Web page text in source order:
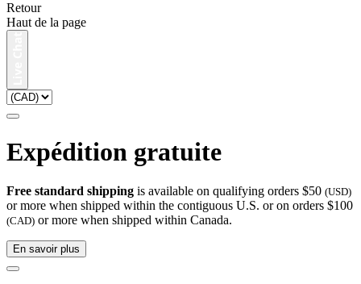
Retour
Haut de la page
Expédition gratuite
Free standard shipping is available on qualifying orders $50 (USD)
or more when shipped within the contiguous U.S. or on orders $100
(CAD) or more when shipped within Canada.
En savoir plus